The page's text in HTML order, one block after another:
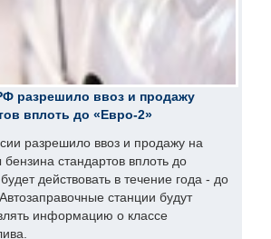
разрешило ввоз и продажу
вплоть до «Евро-2»
разрешило ввоз и продажу на
стандартов вплоть до
действовать в течение года - до
станции будут
информацию о классе